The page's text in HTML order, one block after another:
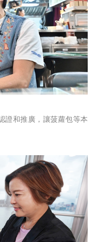
證和推廣，讓菠蘿包等本